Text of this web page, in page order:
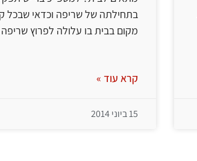
בתחילתה של שריפה וכדאי שבכל
מקום בבית בו עלולה לפרוץ
קרא עוד »
15 ביוני 2014